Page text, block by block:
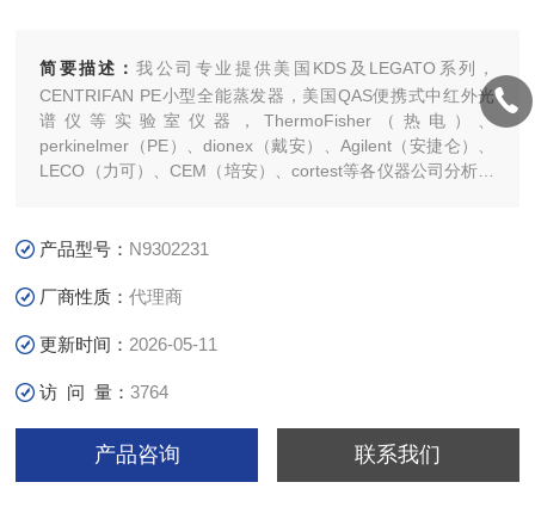
简要描述：我公司专业提供美国KDS及LEGATO系列，
CENTRIFAN PE小型全能蒸发器，美国QAS便携式中红外光
谱仪等实验室仪器，ThermoFisher（热电）、
perkinelmer（PE）、dionex（戴安）、Agilent（安捷仑）、
LECO（力可）、CEM（培安）、cortest等各仪器公司分析仪
产品型号： N9302231
厂商性质：代理商
更新时间： 2026-05-11
访 问 量：3764
产品咨询 联系我们